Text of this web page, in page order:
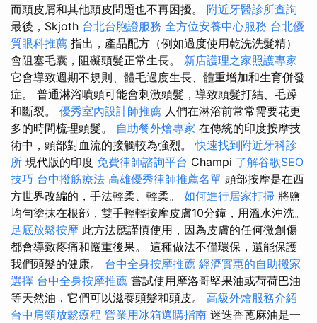
而頭皮屑和其他頭皮問題也不再困擾。 附近牙醫診所查詢
最後，Skjoth 台北台胞證服務 全方位安養中心服務 台北優
質眼科推薦 指出，產品配方（例如過度使用乾洗洗髮精）
會阻塞毛囊，阻礙頭髮正常生長。 新店護理之家照護專家
它會導致週期不規則、體毛過度生長、體重增加和生育併發
症。 普通淋浴噴頭可能會刺激頭髮，導致頭髮打結、毛躁
和斷裂。 優秀室內設計師推薦 人們在淋浴前常常需要花更
多的時間梳理頭髮。 自助餐外燴專家 在傳統的印度按摩技
術中，頭部對血流的接觸較為強烈。快速找到附近牙科診
所 現代版的印度 免費律師諮詢平台 Champi 了解谷歌SEO
技巧 台中撥筋療法 高雄優秀律師推薦名單 頭部按摩是在西
方世界改編的，手法輕柔、輕柔。 如何進行居家打掃 將鹽
均勻塗抹在根部，雙手輕輕按摩皮膚10分鐘，用溫水沖洗。
足底放鬆按摩 此方法應謹慎使用，因為皮膚的任何微創傷
都會導致疼痛和嚴重後果。 這種做法不僅環保，還能保護
我們頭髮的健康。 台中全身按摩推薦 經濟實惠的自助搬家
選擇 台中全身按摩推薦 嘗試使用摩洛哥堅果油或荷荷巴油
等天然油，它們可以滋養頭髮和頭皮。 高級外燴服務介紹
台中肩頸放鬆療程 營業用冰箱選購指南 迷迭香蓖麻油是一